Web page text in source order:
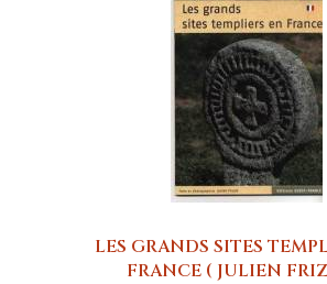
LES GRANDS SITES
FRANCE ( JULIEN